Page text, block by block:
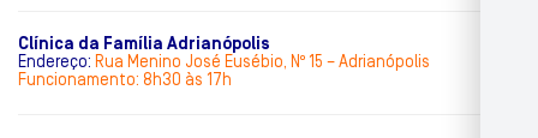
Clínica da Família Adrianópolis
Endereço: Rua Menino José Eusébio, Nº 15 – Adrianópolis
Funcionamento: 8h30 às 17h